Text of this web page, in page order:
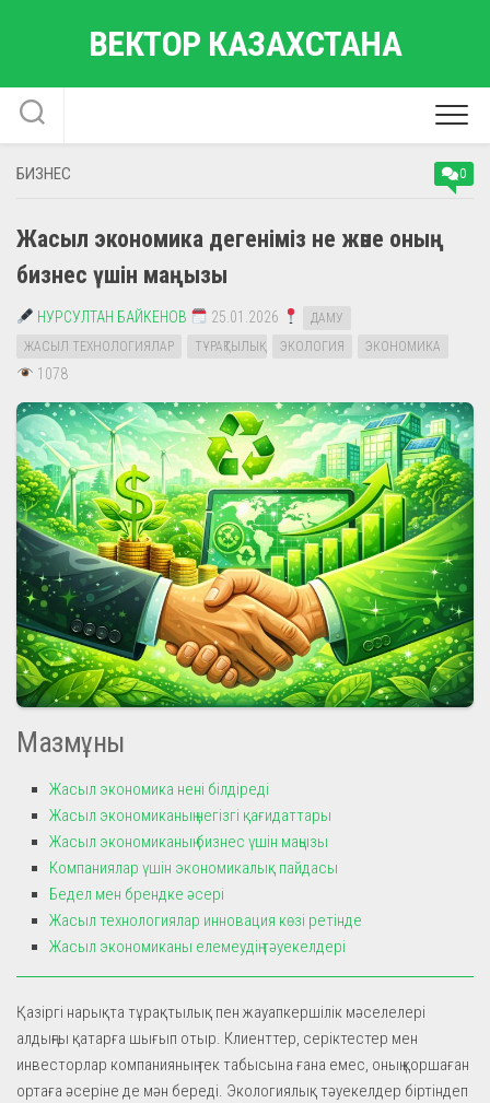
ВЕКТОР КАЗАХСТАНА
БИЗНЕС 0
Жасыл экономика дегеніміз не және оның
бизнес үшін маңызы
НУРСУЛТАН БАЙКЕНОВ 25.01.2026
ДАМУ
ЖАСЫЛ ТЕХНОЛОГИЯЛАР
ТҰРАҚТЫЛЫҚ ЭКОЛОГИЯ ЭКОНОМИКА
1078
Мазмұны
Жасыл экономика нені білдіреді
Жасыл экономиканың негізгі қағидаттары
Жасыл экономиканың бизнес үшін маңызы
Компаниялар үшін экономикалық пайдасы
Бедел мен брендке әсері
Жасыл технологиялар инновация көзі ретінде
Жасыл экономиканы елемеудің тәуекелдері
Қазіргі нарықта тұрақтылық пен жауапкершілік мәселелері
алдыңғы қатарға шығып отыр. Клиенттер, серіктестер мен
инвесторлар компанияның тек табысына ғана емес, оның қоршаған
ортаға әсеріне де мән береді. Экологиялық тәуекелдер біртіндеп